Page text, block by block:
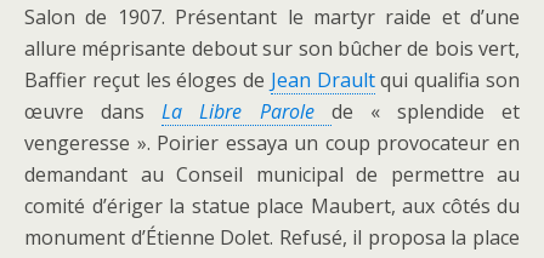
Salon de 1907. Présentant le martyr raide et d’une
allure méprisante debout sur son bûcher de bois vert,
Baffier reçut les éloges de Jean Draultqui qualifia son
œuvre dansLa Libre Parole de « splendide et
vengeresse ». Poirier essaya un coup provocateur en
demandant au Conseil municipal de permettre au
comité d’ériger la statue place Maubert, aux côtés du
monument d’Étienne Dolet. Refusé, il proposa la place